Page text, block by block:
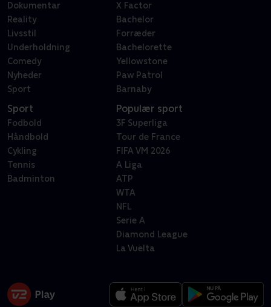
Dokumentar
Reality
Livsstil
Underholdning
Comedy
Nyheder
Sport
X Factor
Bachelor
Forræder
Bachelorette
Yellowstone
Paw Patrol
Barnaby
Sport
Fodbold
Håndbold
Cykling
Tennis
Badminton
Populær sport
3F Superliga
Tour de France
FIFA VM 2026
A Liga
ATP
WTA
NFL
Serie A
Diamond League
La Vuelta